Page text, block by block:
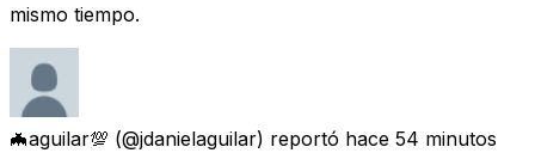
mismo tiempo.
🦇aguilar💯 (@jdanielaguilar) reportó hace 54 minutos